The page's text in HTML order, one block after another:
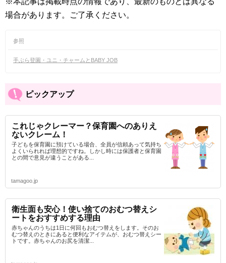
場合があります。ご了承ください。
参照
手ぶら登園・ユニ・チャームとBABY JOB
ピックアップ
これじゃクレーマー？保育園へのありえ
ないクレーム！
子どもを保育園に預けている場合、全員が信頼あって気持ち
よくいられれば理想的ですね。しかし時には保護者と保育園
との間で意見が違うことがある...
tamagoo.jp
衛生面も安心！使い捨てのおむつ替えシ
ートをおすすめする理由
赤ちゃんのうちは1日に何回もおむつ替えをします。そのお
むつ替えのときにあると便利なアイテムが、おむつ替えシー
トです。赤ちゃんのお尻を清潔...